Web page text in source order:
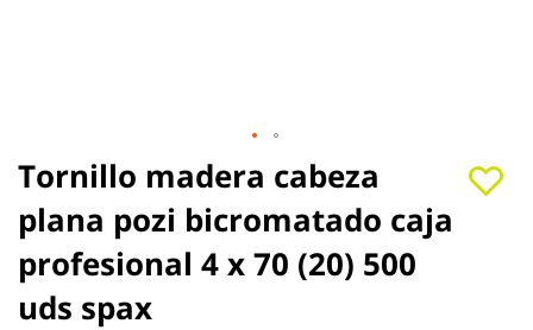
Tornillo madera cabeza
plana pozi bicromatado caja
profesional 4 x 70 (20) 500
uds spax
Saltar
al
comienzo
de
la
galería
de